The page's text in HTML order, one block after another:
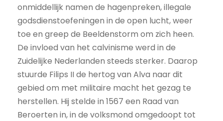
onmiddellijk namen de hagenpreken, illegale
godsdienstoefeningen in de open lucht, weer
toe en greep de Beeldenstorm om zich heen.
De invloed van het calvinisme werd in de
Zuidelijke Nederlanden steeds sterker. Daarop
stuurde Filips II de hertog van Alva naar dit
gebied om met militaire macht het gezag te
herstellen. Hij stelde in 1567 een Raad van
Beroerten in, in de volksmond omgedoopt tot